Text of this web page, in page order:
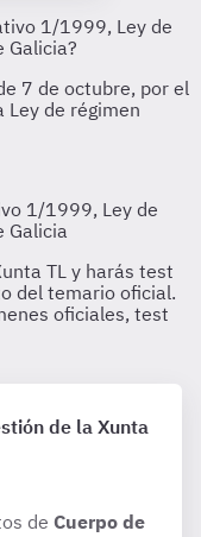
de la Xunta
de Cuerpo de